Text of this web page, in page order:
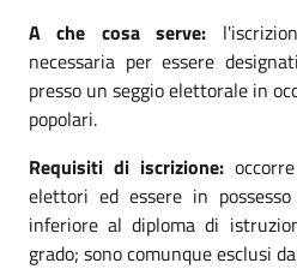
A che cosa serve:
necessaria per essere
presso un seggio elettorale in
popolari.
Requisiti di iscrizione:
elettori ed essere in
inferiore al diploma di
grado; sono comunque esclusi